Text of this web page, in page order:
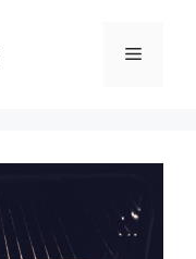
Menu